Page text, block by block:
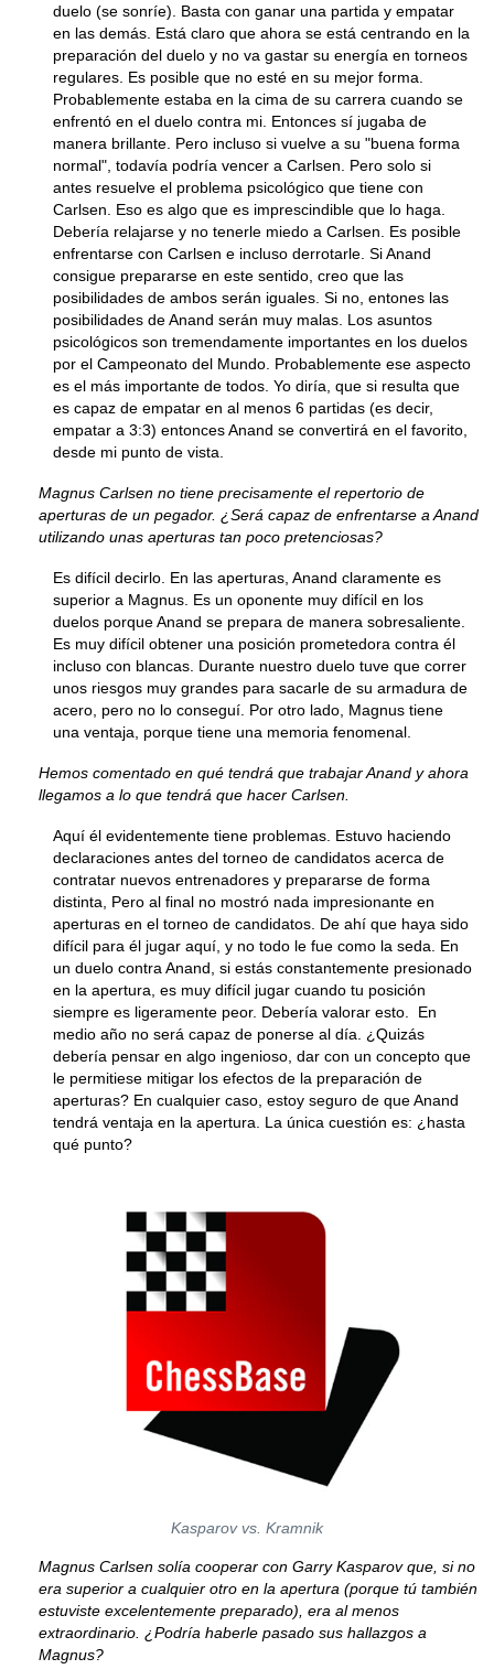
duelo (se sonríe). Basta con ganar una partida y empatar
en las demás. Está claro que ahora se está centrando en la
preparación del duelo y no va gastar su energía en torneos
regulares. Es posible que no esté en su mejor forma.
Probablemente estaba en la cima de su carrera cuando se
enfrentó en el duelo contra mi. Entonces sí jugaba de
manera brillante. Pero incluso si vuelve a su "buena forma
normal", todavía podría vencer a Carlsen. Pero solo si
antes resuelve el problema psicológico que tiene con
Carlsen. Eso es algo que es imprescindible que lo haga.
Debería relajarse y no tenerle miedo a Carlsen. Es posible
enfrentarse con Carlsen e incluso derrotarle. Si Anand
consigue prepararse en este sentido, creo que las
posibilidades de ambos serán iguales. Si no, entones las
posibilidades de Anand serán muy malas. Los asuntos
psicológicos son tremendamente importantes en los duelos
por el Campeonato del Mundo. Probablemente ese aspecto
es el más importante de todos. Yo diría, que si resulta que
es capaz de empatar en al menos 6 partidas (es decir,
empatar a 3:3) entonces Anand se convertirá en el favorito,
desde mi punto de vista.
Magnus Carlsen no tiene precisamente el repertorio de
aperturas de un pegador. ¿Será capaz de enfrentarse a Anand
utilizando unas aperturas tan poco pretenciosas?
Es difícil decirlo. En las aperturas, Anand claramente es
superior a Magnus. Es un oponente muy difícil en los
duelos porque Anand se prepara de manera sobresaliente.
Es muy difícil obtener una posición prometedora contra él
incluso con blancas. Durante nuestro duelo tuve que correr
unos riesgos muy grandes para sacarle de su armadura de
acero, pero no lo conseguí. Por otro lado, Magnus tiene
una ventaja, porque tiene una memoria fenomenal.
Hemos comentado en qué tendrá que trabajar Anand y ahora
llegamos a lo que tendrá que hacer Carlsen.
Aquí él evidentemente tiene problemas. Estuvo haciendo
declaraciones antes del torneo de candidatos acerca de
contratar nuevos entrenadores y prepararse de forma
distinta, Pero al final no mostró nada impresionante en
aperturas en el torneo de candidatos. De ahí que haya sido
difícil para él jugar aquí, y no todo le fue como la seda. En
un duelo contra Anand, si estás constantemente presionado
en la apertura, es muy difícil jugar cuando tu posición
siempre es ligeramente peor. Debería valorar esto. En
medio año no será capaz de ponerse al día. ¿Quizás
debería pensar en algo ingenioso, dar con un concepto que
le permitiese mitigar los efectos de la preparación de
aperturas? En cualquier caso, estoy seguro de que Anand
tendrá ventaja en la apertura. La única cuestión es: ¿hasta
qué punto?
Kasparov vs. Kramnik
Magnus Carlsen solía cooperar con Garry Kasparov que, si no
era superior a cualquier otro en la apertura (porque tú también
estuviste excelentemente preparado), era al menos
extraordinario. ¿Podría haberle pasado sus hallazgos a
Magnus?